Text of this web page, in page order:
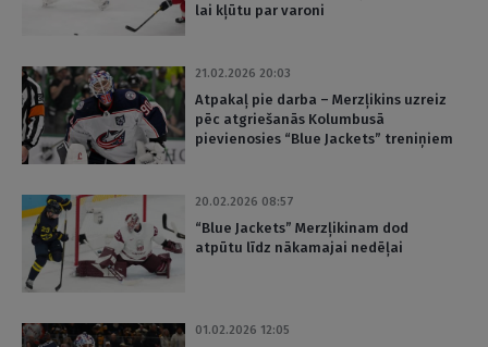
lai kļūtu par varoni
21.02.2026 20:03
Atpakaļ pie darba – Merzļikins uzreiz
pēc atgriešanās Kolumbusā
pievienosies “Blue Jackets” treniņiem
20.02.2026 08:57
“Blue Jackets” Merzļikinam dod
atpūtu līdz nākamajai nedēļai
01.02.2026 12:05